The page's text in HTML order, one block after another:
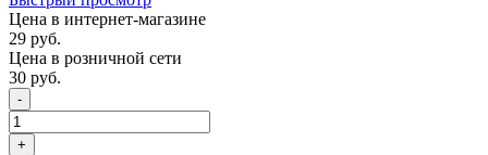
Цена в интернет-магазине
29 руб.
Цена в розничной сети
30 руб.
-
+